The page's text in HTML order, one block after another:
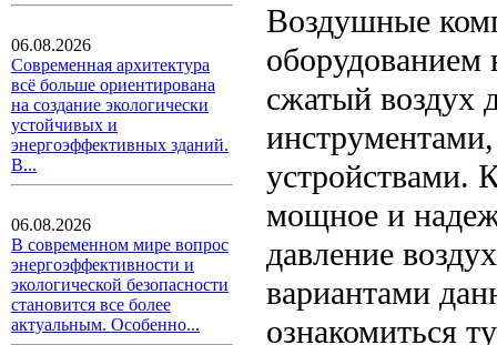
06.08.2026
Современная архитектура
всё больше ориентирована
на создание экологически
устойчивых и
энергоэффективных зданий.
В...
06.08.2026
В современном мире вопрос
энергоэффективности и
экологической безопасности
становится все более
актуальным. Особенно...
Воздушные
оборудованием
сжатый воздух
устройствами.
мощное и
давление
вариантами
ознакомиться